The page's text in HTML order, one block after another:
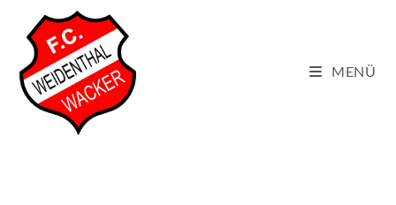
Inhalt
springen
MENÜ